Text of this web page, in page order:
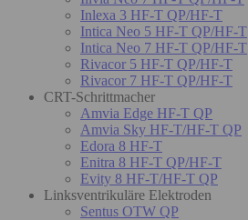
Inlexa 3 HF-T QP/HF-T
Intica Neo 5 HF-T QP/HF-T
Intica Neo 7 HF-T QP/HF-T
Rivacor 5 HF-T QP/HF-T
Rivacor 7 HF-T QP/HF-T
CRT-Schrittmacher
Amvia Edge HF-T QP
Amvia Sky HF-T/HF-T QP
Edora 8 HF-T
Enitra 8 HF-T QP/HF-T
Evity 8 HF-T/HF-T QP
Linksventrikuläre Elektroden
Sentus OTW QP